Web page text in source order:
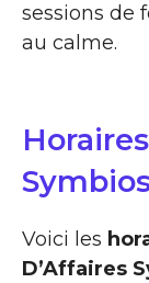
sessions de
au calme.
Voici les
D’Affaires